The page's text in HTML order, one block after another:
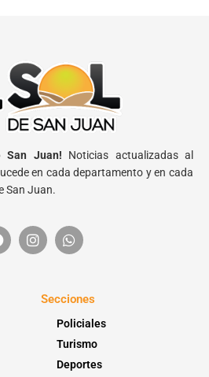
San Juan! Noticias actualizadas al
en cada departamento y en cada
San Juan.
Secciones
Policiales
Turismo
Deportes